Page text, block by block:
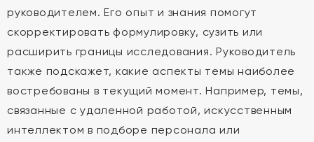
руководителем. Его опыт и знания помогут
скорректировать формулировку, сузить или
расширить границы исследования. Руководитель
также подскажет, какие аспекты темы наиболее
востребованы в текущий момент. Например, темы,
связанные с удаленной работой, искусственным
интеллектом в подборе персонала или